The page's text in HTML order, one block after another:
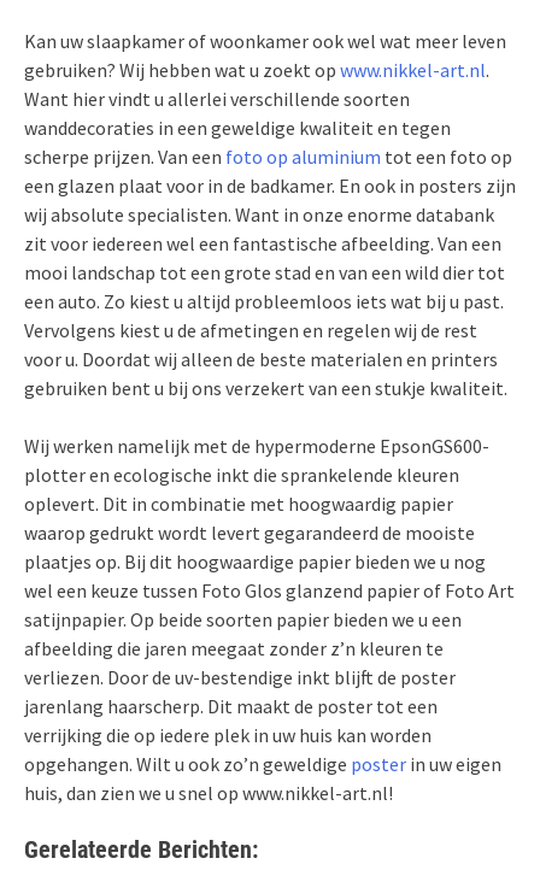
Kan uw slaapkamer of woonkamer ook wel wat meer leven
gebruiken? Wij hebben wat u zoekt op www.nikkel-art.nl.
Want hier vindt u allerlei verschillende soorten
wanddecoraties in een geweldige kwaliteit en tegen
scherpe prijzen. Van een foto op aluminium tot een foto op
een glazen plaat voor in de badkamer. En ook in posters zijn
wij absolute specialisten. Want in onze enorme databank
zit voor iedereen wel een fantastische afbeelding. Van een
mooi landschap tot een grote stad en van een wild dier tot
een auto. Zo kiest u altijd probleemloos iets wat bij u past.
Vervolgens kiest u de afmetingen en regelen wij de rest
voor u. Doordat wij alleen de beste materialen en printers
gebruiken bent u bij ons verzekert van een stukje kwaliteit.
Wij werken namelijk met de hypermoderne EpsonGS600-
plotter en ecologische inkt die sprankelende kleuren
oplevert. Dit in combinatie met hoogwaardig papier
waarop gedrukt wordt levert gegarandeerd de mooiste
plaatjes op. Bij dit hoogwaardige papier bieden we u nog
wel een keuze tussen Foto Glos glanzend papier of Foto Art
satijnpapier. Op beide soorten papier bieden we u een
afbeelding die jaren meegaat zonder z’n kleuren te
verliezen. Door de uv-bestendige inkt blijft de poster
jarenlang haarscherp. Dit maakt de poster tot een
verrijking die op iedere plek in uw huis kan worden
opgehangen. Wilt u ook zo’n geweldige poster in uw eigen
huis, dan zien we u snel op www.nikkel-art.nl!
Gerelateerde Berichten: